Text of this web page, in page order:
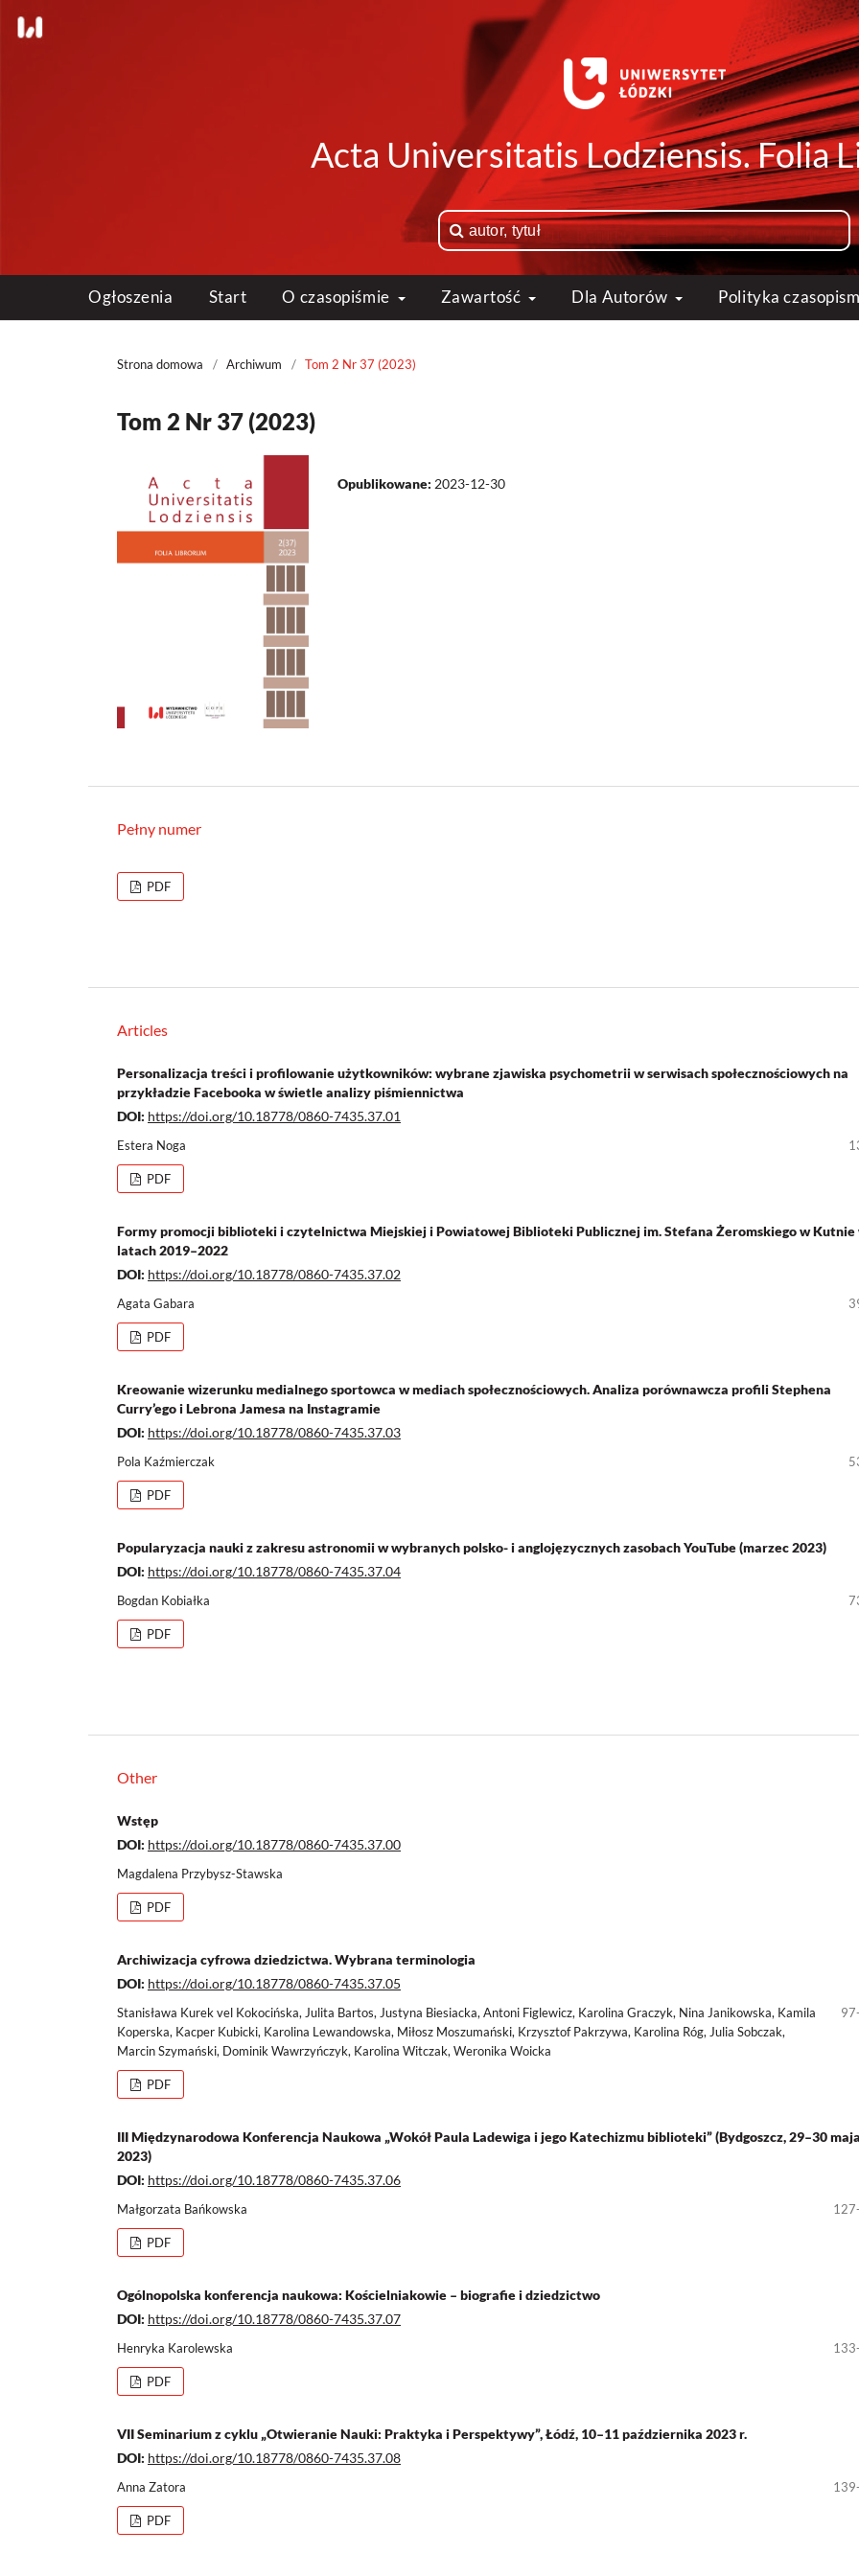
Acta Universitatis Lodziensis. Folia
Ogłoszenia Start O czasopiśmie Zawartość Dla Autorów Polityka
Strona domowa / Archiwum / Tom 2 Nr 37 (2023)
Tom 2 Nr 37 (2023)
Opublikowane: 2023-12-30
Pełny numer
PDF
Articles
Personalizacja treści i profilowanie użytkowników: wybrane zjawiska psychometrii w serwisach społecznościowych na
przykładzie Facebooka w świetle analizy piśmiennictwa
DOI: https://doi.org/10.18778/0860-7435.37.01
Estera Noga
PDF
Formy promocji biblioteki i czytelnictwa Miejskiej i Powiatowej Biblioteki Publicznej im. Stefana Żeromskiego w Kutnie
latach 2019–2022
DOI: https://doi.org/10.18778/0860-7435.37.02
Agata Gabara
PDF
Kreowanie wizerunku medialnego sportowca w mediach społecznościowych. Analiza porównawcza profili Stephena
Curry’ego i Lebrona Jamesa na Instagramie
DOI: https://doi.org/10.18778/0860-7435.37.03
Pola Kaźmierczak
PDF
Popularyzacja nauki z zakresu astronomii w wybranych polsko- i anglojęzycznych zasobach YouTube (marzec 2023)
DOI: https://doi.org/10.18778/0860-7435.37.04
Bogdan Kobiałka
PDF
Other
Wstęp
DOI: https://doi.org/10.18778/0860-7435.37.00
Magdalena Przybysz-Stawska
PDF
Archiwizacja cyfrowa dziedzictwa. Wybrana terminologia
DOI: https://doi.org/10.18778/0860-7435.37.05
Stanisława Kurek vel Kokocińska, Julita Bartos, Justyna Biesiacka, Antoni Figlewicz, Karolina Graczyk, Nina Janikowska, Kamila
Koperska, Kacper Kubicki, Karolina Lewandowska, Miłosz Moszumański, Krzysztof Pakrzywa, Karolina Róg, Julia Sobczak,
Marcin Szymański, Dominik Wawrzyńczyk, Karolina Witczak, Weronika Woicka
PDF
III Międzynarodowa Konferencja Naukowa „Wokół Paula Ladewiga i jego Katechizmu biblioteki” (Bydgoszcz, 29–30 maja
2023)
DOI: https://doi.org/10.18778/0860-7435.37.06
Małgorzata Bańkowska
PDF
Ogólnopolska konferencja naukowa: Kościelniakowie – biografie i dziedzictwo
DOI: https://doi.org/10.18778/0860-7435.37.07
Henryka Karolewska
PDF
VII Seminarium z cyklu „Otwieranie Nauki: Praktyka i Perspektywy”, Łódź, 10–11 października 2023 r.
DOI: https://doi.org/10.18778/0860-7435.37.08
Anna Zatora
PDF